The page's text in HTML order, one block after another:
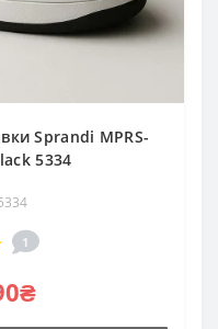
Sprandi MPRS-
5334
1